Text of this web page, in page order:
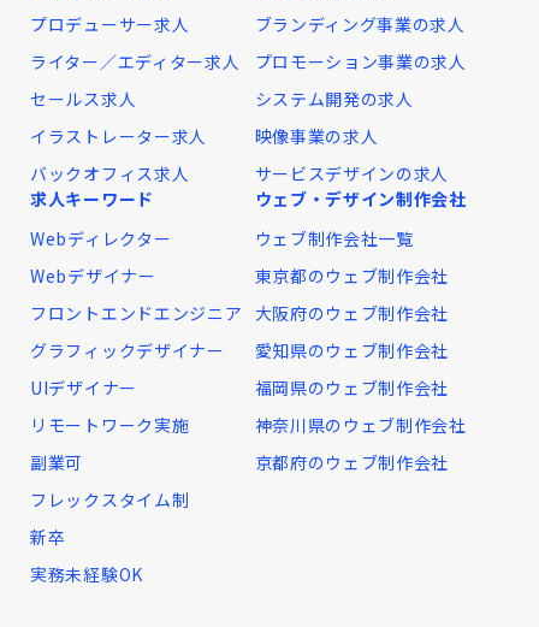
プロデューサー求人
ライター／エディター求人
セールス求人
イラストレーター求人
バックオフィス求人
ブランディング事業の求人
プロモーション事業の求人
システム開発の求人
映像事業の求人
サービスデザインの求人
求人キーワード
Webディレクター
Webデザイナー
フロントエンドエンジニア
グラフィックデザイナー
UIデザイナー
リモートワーク実施
副業可
フレックスタイム制
新卒
実務未経験OK
ウェブ・デザイン制作会社
ウェブ制作会社一覧
東京都のウェブ制作会社
大阪府のウェブ制作会社
愛知県のウェブ制作会社
福岡県のウェブ制作会社
神奈川県のウェブ制作会社
京都府のウェブ制作会社